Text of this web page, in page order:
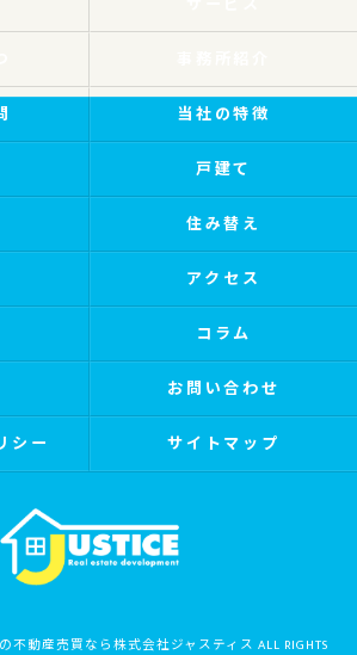
当社の特徴
戸建て
住み替え
アクセス
コラム
お問い合わせ
シー サイトマップ
不動産売買なら株式会社ジャスティス ALL RIGHTS